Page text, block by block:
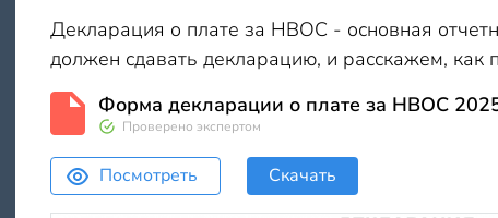
Декларация о плате за НВОС - основная
должен сдавать декларацию, и расскажем, как
Форма декларации о плате за НВОС
Проверено экспертом
Посмотреть Скачать